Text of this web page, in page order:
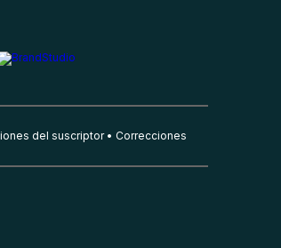
del suscriptor Correcciones